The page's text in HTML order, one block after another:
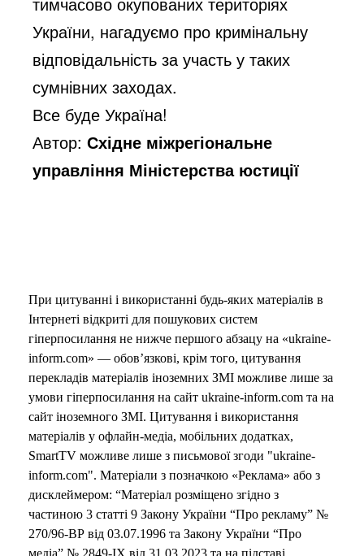
України, нагадуємо про кримінальну
відповідальність за участь у таких
сумнівних заходах.
Все буде Україна!
Автор:Східне міжрегіональне
управління Міністерства юстиції
При цитуванні і використанні будь-яких матеріалів в
Інтернеті відкриті для пошукових систем
гіперпосилання не нижче першого абзацу на «ukraine-
inform.com» — обов’язкові, крім того, цитування
перекладів матеріалів іноземних ЗМІ можливе лише за
умови гіперпосилання на сайт ukraine-inform.com та на
сайт іноземного ЗМІ. Цитування і використання
матеріалів у офлайн-медіа, мобільних додатках,
SmartTV можливе лише з письмової згоди "ukraine-
inform.com". Матеріали з позначкою «Реклама» або з
дисклеймером: “Матеріал розміщено згідно з
частиною 3 статті 9 Закону України “Про рекламу” №
270/96-ВР від 03.07.1996 та Закону України “Про
медіа” № 2849-IX від 31.03.2023 та на підставі